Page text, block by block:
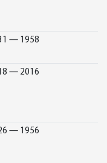
— 1958
— 2016
— 1956